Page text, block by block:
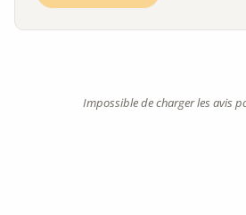
Impossible de charger les avis